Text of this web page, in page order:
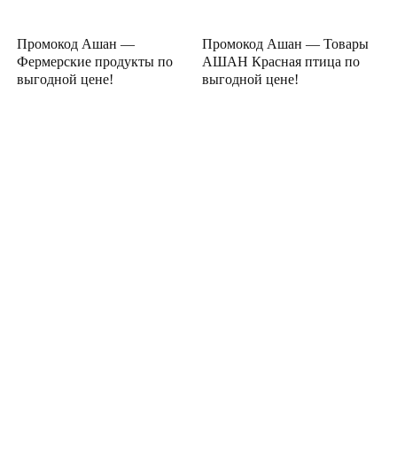
Промокод Ашан —
Фермерские продукты по
выгодной цене!
Промокод Ашан — Товары
АШАН Красная птица по
выгодной цене!